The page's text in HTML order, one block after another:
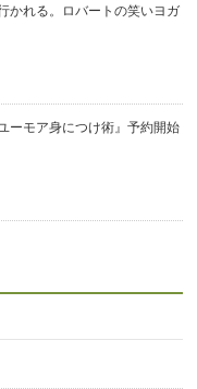
かれる。ロバートの笑いヨガ
ーモア身につけ術』予約開始